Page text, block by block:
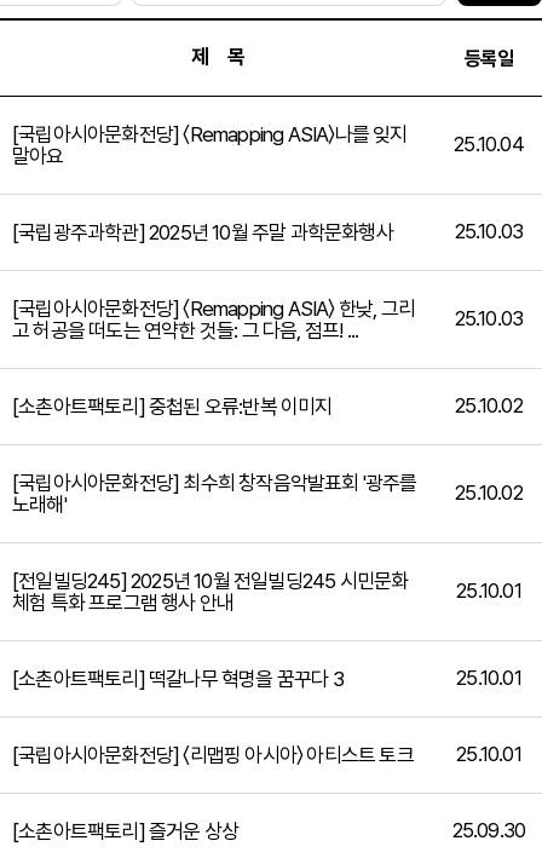
제 목 등록일
[국립아시아문화전당] 〈Remapping ASIA〉나를 잊지
말아요
25.10.04
[국립광주과학관] 2025년 10월 주말 과학문화행사 25.10.03
[국립아시아문화전당] 〈Remapping ASIA〉 한낮, 그리
고 허공을 떠도는 연약한 것들: 그 다음, 점프! ...
25.10.03
[소촌아트팩토리] 중첩된 오류:반복 이미지 25.10.02
[국립아시아문화전당] 최수희 창작음악발표회 '광주를
노래해'
25.10.02
[전일빌딩245] 2025년 10월 전일빌딩245 시민문화
체험 특화 프로그램 행사 안내
25.10.01
[소촌아트팩토리] 떡갈나무 혁명을 꿈꾸다 3 25.10.01
[국립아시아문화전당] 〈리맵핑 아시아〉 아티스트 토크 25.10.01
[소촌아트팩토리] 즐거운 상상 25.09.30